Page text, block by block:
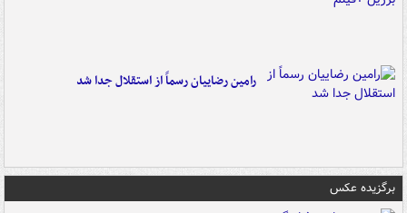
رامین رضاییان رسماً از استقلال جدا شد
برگزیده عکس